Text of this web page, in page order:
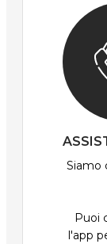
Siamo
Puoi
l'app